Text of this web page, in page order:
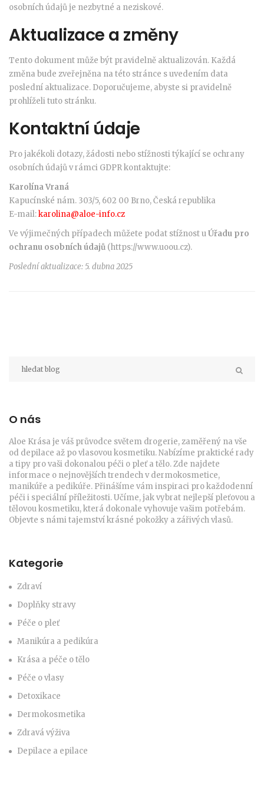
osobních údajů je nezbytné a neziskové.
Aktualizace a změny
Tento dokument může být pravidelně aktualizován. Každá
změna bude zveřejněna na této stránce s uvedením data
poslední aktualizace. Doporučujeme, abyste si pravidelně
prohlíželi tuto stránku.
Kontaktní údaje
Pro jakékoli dotazy, žádosti nebo stížnosti týkající se ochrany
osobních údajů v rámci GDPR kontaktujte:
Karolína Vraná
Kapucínské nám. 303/5, 602 00 Brno, Česká republika
E-mail:karolina@aloe-info.cz
Ve výjimečných případech můžete podat stížnost uÚřadu pro
ochranu osobních údajů (https://www.uoou.cz).
Poslední aktualizace: 5. dubna 2025
O nás
Aloe Krása je váš průvodce světem drogerie, zaměřený na vše
od depilace až po vlasovou kosmetiku. Nabízíme praktické rady
a tipy pro vaši dokonalou péči o pleť a tělo. Zde najdete
informace o nejnovějších trendech v dermokosmetice,
manikúře a pedikúře. Přinášíme vám inspiraci pro každodenní
péči i speciální příležitosti. Učíme, jak vybrat nejlepší pleťovou a
tělovou kosmetiku, která dokonale vyhovuje vašim potřebám.
Objevte s námi tajemství krásné pokožky a zářivých vlasů.
Kategorie
Zdraví
Doplňky stravy
Péče o pleť
Manikúra a pedikúra
Krása a péče o tělo
Péče o vlasy
Detoxikace
Dermokosmetika
Zdravá výživa
Depilace a epilace